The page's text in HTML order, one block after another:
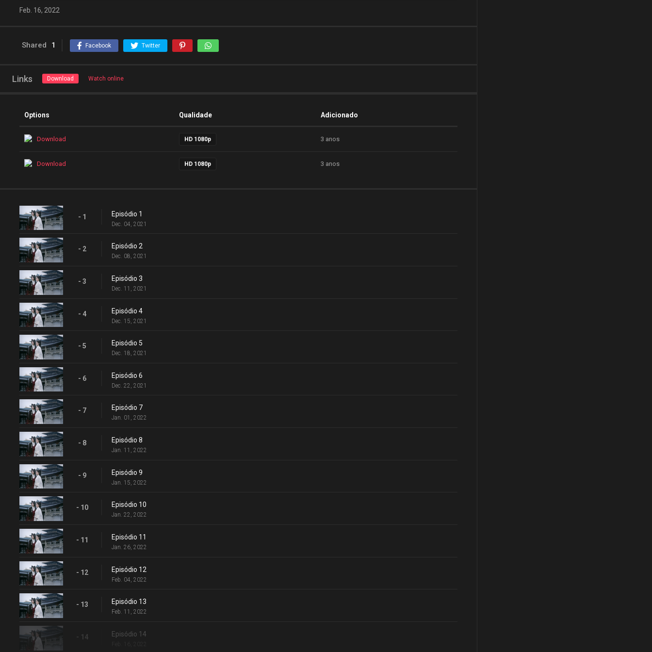
Feb. 16, 2022
Shared 1 Facebook Twitter
Links Download Watch online
Options Qualidade Adicionado
Download HD 1080p 3 anos
Download HD 1080p 3 anos
- 1 Episódio 1
Dec. 04, 2021
- 2 Episódio 2
Dec. 08, 2021
- 3 Episódio 3
Dec. 11, 2021
- 4 Episódio 4
Dec. 15, 2021
- 5 Episódio 5
Dec. 18, 2021
- 6 Episódio 6
Dec. 22, 2021
- 7 Episódio 7
Jan. 01, 2022
- 8 Episódio 8
Jan. 11, 2022
- 9 Episódio 9
Jan. 15, 2022
- 10 Episódio 10
Jan. 22, 2022
- 11 Episódio 11
Jan. 26, 2022
- 12 Episódio 12
Feb. 04, 2022
- 13 Episódio 13
Feb. 11, 2022
- 14 Episódio 14